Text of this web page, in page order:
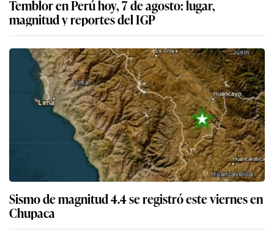
Temblor en Perú hoy, 7 de agosto: lugar,
magnitud y reportes del IGP
Sismo de magnitud 4.4 se registró este viernes en
Chupaca